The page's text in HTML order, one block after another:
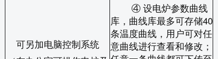
可另加电脑控制系统
④ 设电炉参数曲线
库，曲线库最多可存储40
条温度曲线，用户可对任
意曲线进行查看和修改；